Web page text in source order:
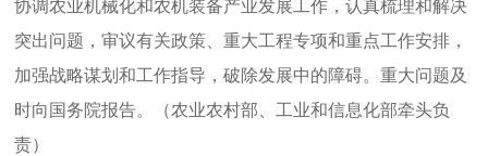
协调农业机械化和农机装备产业发展工作，认真梳理和解决
突出问题，审议有关政策、重大工程专项和重点工作安排，
加强战略谋划和工作指导，破除发展中的障碍。重大问题及
时向国务院报告。（农业农村部、工业和信息化部牵头负
责）